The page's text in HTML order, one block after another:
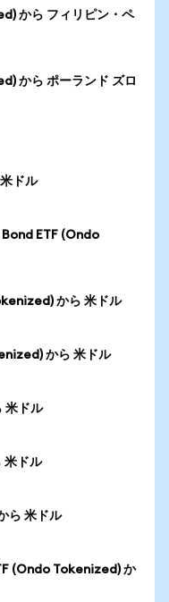
から フィリピン・ペ
から ポーランド ズロ
ドル
ETF (Ondo
から 米ドル
から 米ドル
米ドル
米ドル
ら 米ドル
(Ondo Tokenized) か